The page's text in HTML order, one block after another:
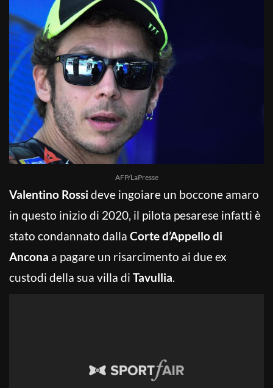
AFP/LaPresse
Valentino Rossi deve ingoiare un boccone amaro
in questo inizio di 2020, il pilota pesarese infatti è
stato condannato dalla Corte d’Appello di
Ancona a pagare un risarcimento ai due ex
custodi della sua villa di Tavullia.